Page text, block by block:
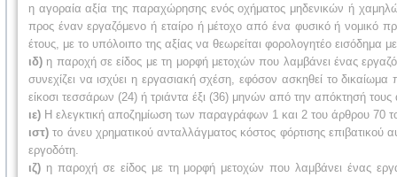
η αγοραία αξία της παραχώρησης ενός οχήματος μηδενικών ή
προς έναν εργαζόμενο ή εταίρο ή μέτοχο από ένα φυσικό ή νομικό
έτους, με το υπόλοιπο της αξίας να θεωρείται φορολογητέο
ιδ) η παροχή σε είδος με τη μορφή μετοχών που λαμβάνει ένας
συνεχίζει να ισχύει η εργασιακή σχέση, εφόσον ασκηθεί το
είκοσι τεσσάρων (24) ή τριάντα έξι (36) μηνών από την απόκτησή
ιε) Η ελεγκτική αποζημίωση των παραγράφων 1 και 2 του άρθρου 70
ιστ) το άνευ χρηματικού ανταλλάγματος κόστος φόρτισης επιβατικού
εργοδότη.
ιζ) η παροχή σε είδος με τη μορφή μετοχών που λαμβάνει ένας